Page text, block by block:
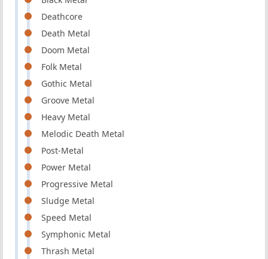
Deathcore
Death Metal
Doom Metal
Folk Metal
Gothic Metal
Groove Metal
Heavy Metal
Melodic Death Metal
Post-Metal
Power Metal
Progressive Metal
Sludge Metal
Speed Metal
Symphonic Metal
Thrash Metal